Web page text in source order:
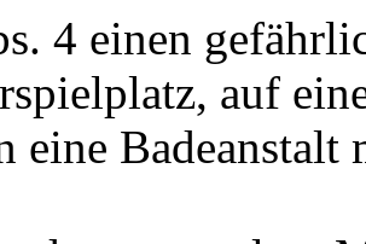
4 einen
auf
eine Badeanstalt